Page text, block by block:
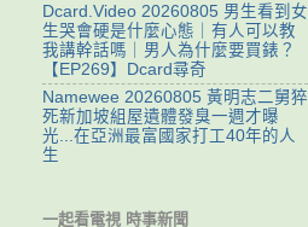
Dcard.Video 20260805 男生看到女
生哭會硬是什麼心態｜有人可以教
我講幹話嗎｜男人為什麼要買錶？
【EP269】Dcard尋奇
Namewee 20260805 黃明志二舅猝
死新加坡組屋遺體發臭一週才曝
光...在亞洲最富國家打工40年的人
生
一起看電視 時事新聞